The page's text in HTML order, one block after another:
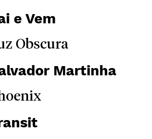
e Vem
Obscura
Martinha